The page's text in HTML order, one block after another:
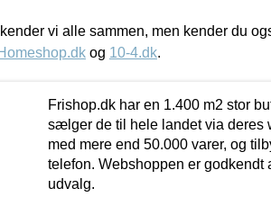
vi alle sammen, men kender du
og 10-4.dk.
Frishop.dk har en 1.400 m2 stor
sælger de til hele landet via deres
med mere end 50.000 varer, og
telefon. Webshoppen er
udvalg.